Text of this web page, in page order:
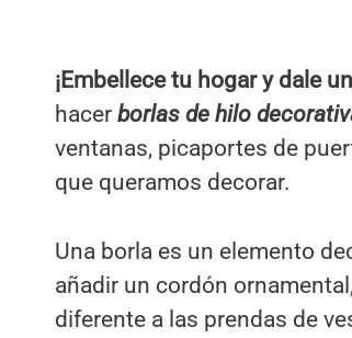
¡Embellece tu hogar y dale
hacer borlas de hilo
ventanas, picaportes de
que queramos decorar.
Una borla es un elemento
añadir un cordón
diferente a las prendas de